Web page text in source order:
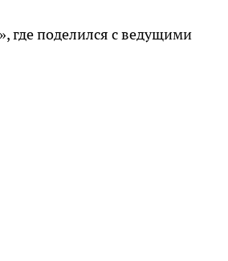
где поделился с ведущими